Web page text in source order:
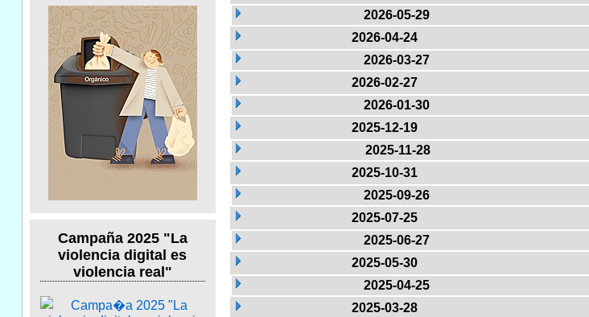
Campaña 2025 "La
violencia digital es
violencia real"
2026-05-29
2026-04-24
2026-03-27
2026-02-27
2026-01-30
2025-12-19
2025-11-28
2025-10-31
2025-09-26
2025-07-25
2025-06-27
2025-05-30
2025-04-25
2025-03-28